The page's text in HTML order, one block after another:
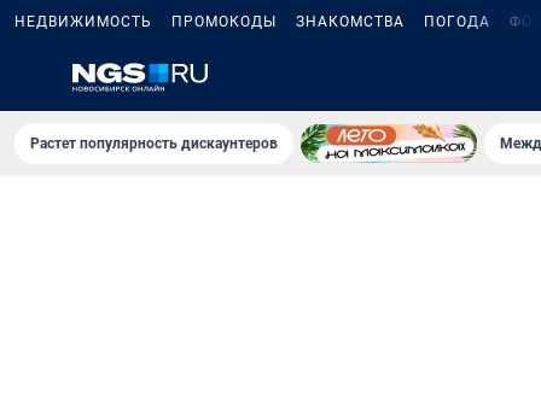
НЕДВИЖИМОСТЬ ПРОМОКОДЫ ЗНАКОМСТВА ПОГОДА
Растет популярность дискаунтеров